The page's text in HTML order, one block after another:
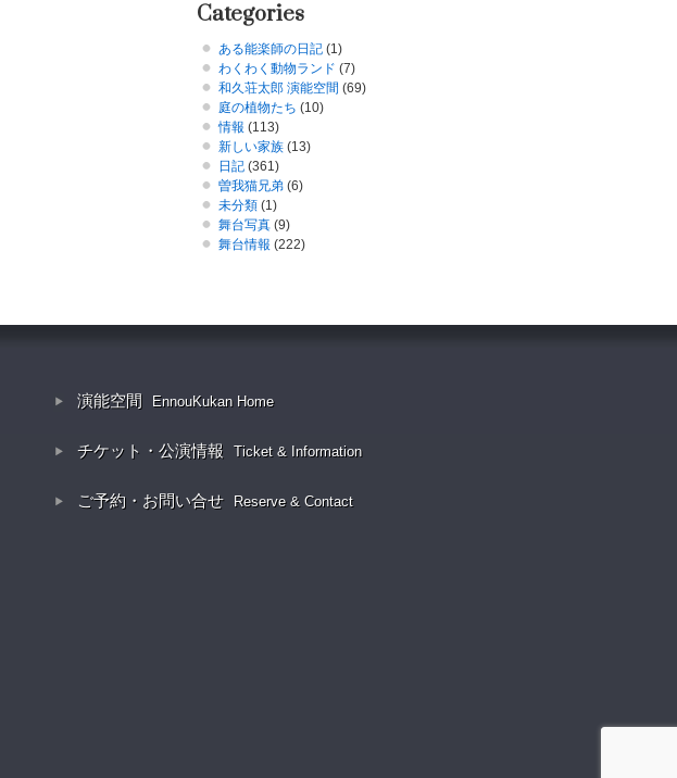
Categories
ある能楽師の日記 (1)
わくわく動物ランド (7)
和久荘太郎 演能空間 (69)
庭の植物たち (10)
情報 (113)
新しい家族 (13)
日記 (361)
曽我猫兄弟 (6)
未分類 (1)
舞台写真 (9)
舞台情報 (222)
演能空間 EnnouKukan Home
チケット・公演情報 Ticket & Information
ご予約・お問い合せ Reserve & Contact